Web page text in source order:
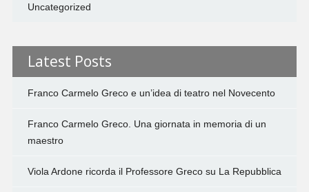
Uncategorized
Latest Posts
Franco Carmelo Greco e un’idea di teatro nel Novecento
Franco Carmelo Greco. Una giornata in memoria di un
maestro
Viola Ardone ricorda il Professore Greco su La Repubblica